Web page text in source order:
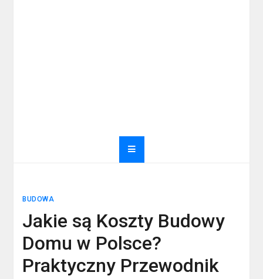
BUDOWA
Jakie są Koszty Budowy
Domu w Polsce?
Praktyczny Przewodnik